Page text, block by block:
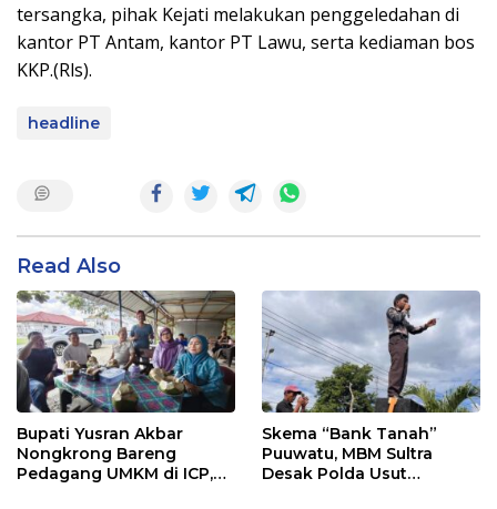
tersangka, pihak Kejati melakukan penggeledahan di
kantor PT Antam, kantor PT Lawu, serta kediaman bos
KKP.(Rls).
headline
Read Also
Bupati Yusran Akbar
Nongkrong Bareng
Pedagang UMKM di ICP,
Skema “Bank Tanah”
Puuwatu, MBM Sultra
Desak Polda Usut